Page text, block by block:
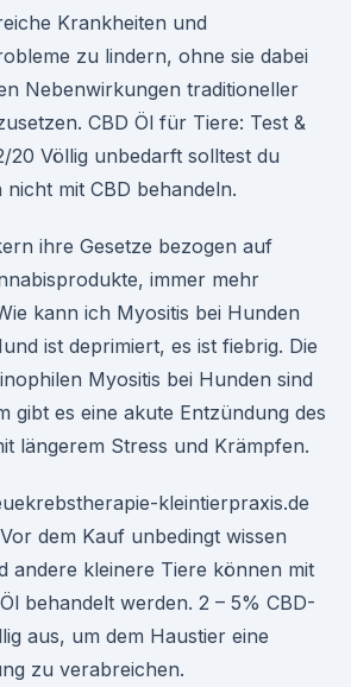
Krankheiten und
zu lindern, ohne sie dabei
Nebenwirkungen traditioneller
CBD Öl für Tiere: Test &
20 Völlig unbedarft solltest du
mit CBD behandeln.
ihre Gesetze bezogen auf
immer mehr
kann ich Myositis bei Hunden
ist deprimiert, es ist fiebrig. Die
Myositis bei Hunden sind
gibt es eine akute Entzündung des
längerem Stress und Krämpfen.
kleintierpraxis.de
dem Kauf unbedingt wissen
andere kleinere Tiere können mit
behandelt werden. 2 – 5% CBD-
aus, um dem Haustier eine
zu verabreichen.